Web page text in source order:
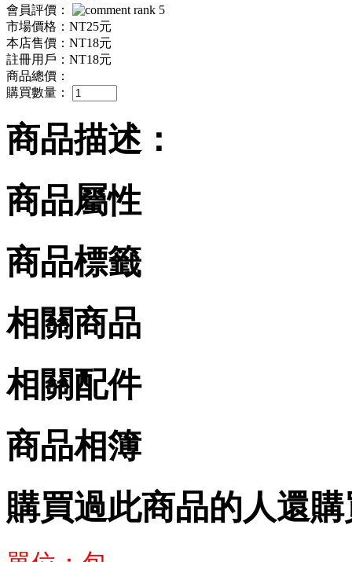
會員評價：
市場價格： NT25元
本店售價： NT18元
註冊用戶： NT18元
商品總價：
購買數量：
商品描述：
商品屬性
商品標籤
相關商品
相關配件
商品相簿
購買過此商品的人還